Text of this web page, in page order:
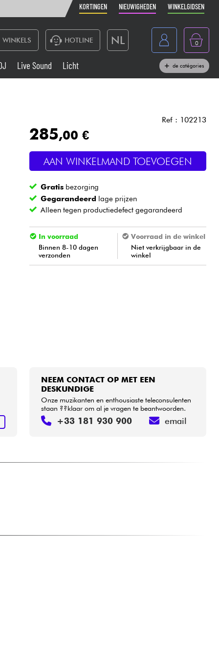
KORTINGEN NIEUWIGHEDEN WINKELGIDSEN
WINKELS HOTLINE NL
France
Belgique
Deutschland
0
Live Sound
Blaasinstrument
Kabels & toebehoren
Live Sound Licht de catégories
Ref : 102213
285,00 €
AAN WINKELMAND TOEVOEGEN
Gratis bezorging
Gegarandeerd lage prijzen
Alleen tegen productiedefect gegarandeerd
In voorraad
Binnen 8-10 dagen
verzonden
Voorraad in de winkel
Niet verkrijgbaar in de
winkel
NEEM CONTACT OP MET EEN
DESKUNDIGE
Onze muzikanten en enthousiaste teleconsulenten
staan ??klaar om al je vragen te beantwoorden.
+33 181 930 900 email